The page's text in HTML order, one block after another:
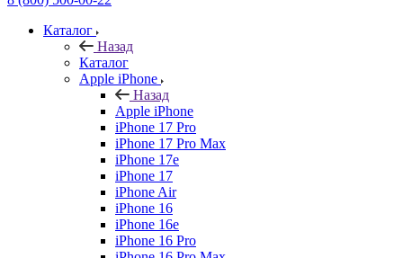
Каталог
Назад
Каталог
Apple iPhone
Назад
Apple iPhone
iPhone 17 Pro
iPhone 17 Pro Max
iPhone 17e
iPhone 17
iPhone Air
iPhone 16
iPhone 16e
iPhone 16 Pro